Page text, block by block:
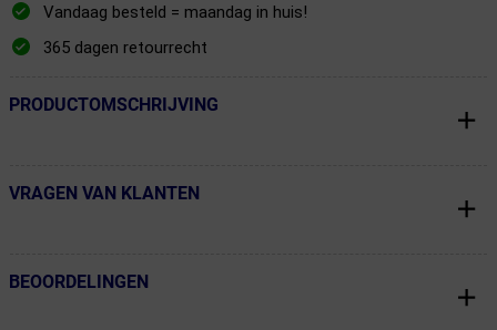
Vandaag besteld = maandag in huis!
365 dagen retourrecht
← Terug naar productnavigatie
PRODUCTOMSCHRIJVING
← Terug naar productnavigatie
VRAGEN VAN KLANTEN
← Terug naar productnavigatie
BEOORDELINGEN